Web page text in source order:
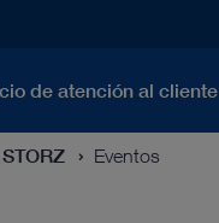
de atención al cliente
Eventos